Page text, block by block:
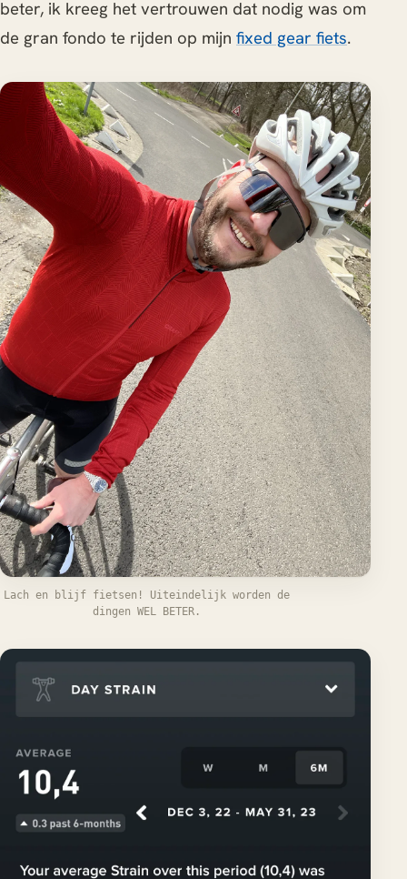
beter, ik kreeg het vertrouwen dat nodig was om
de gran fondo te rijden op mijn fixed gear fiets.
Lach en blijf fietsen! Uiteindelijk worden de
dingen WEL BETER.